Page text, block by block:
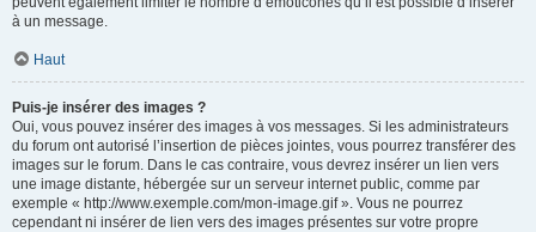
à un message.
Haut
Puis-je insérer des images ?
Oui, vous pouvez insérer des images à vos messages. Si les administrateurs
du forum ont autorisé l’insertion de pièces jointes, vous pourrez transférer des
images sur le forum. Dans le cas contraire, vous devrez insérer un lien vers
une image distante, hébergée sur un serveur internet public, comme par
exemple « http://www.exemple.com/mon-image.gif ». Vous ne pourrez
cependant ni insérer de lien vers des images présentes sur votre propre